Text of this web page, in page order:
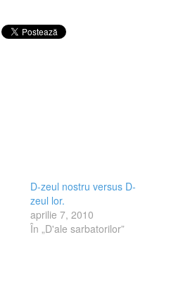
D-zeul nostru versus D-
zeul lor.
aprilie 7, 2010
În „D'ale sarbatorilor”